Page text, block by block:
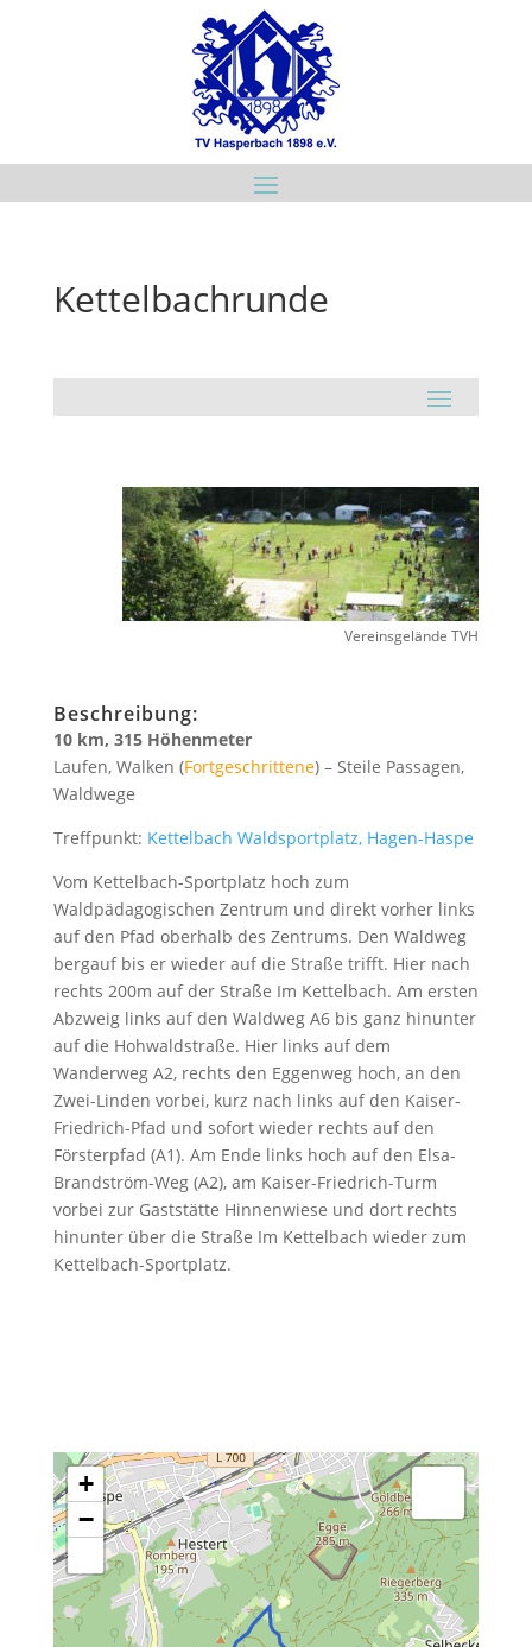
Kettelbachrunde
Vereinsgelände TVH
Beschreibung:
10 km, 315 Höhenmeter
Laufen, Walken (Fortgeschrittene) – Steile Passagen,
Waldwege
Treffpunkt: Kettelbach Waldsportplatz, Hagen-Haspe
Vom Kettelbach-Sportplatz hoch zum
Waldpädagogischen Zentrum und direkt vorher links
auf den Pfad oberhalb des Zentrums. Den Waldweg
bergauf bis er wieder auf die Straße trifft. Hier nach
rechts 200m auf der Straße Im Kettelbach. Am ersten
Abzweig links auf den Waldweg A6 bis ganz hinunter
auf die Hohwaldstraße. Hier links auf dem
Wanderweg A2, rechts den Eggenweg hoch, an den
Zwei-Linden vorbei, kurz nach links auf den Kaiser-
Friedrich-Pfad und sofort wieder rechts auf den
Försterpfad (A1). Am Ende links hoch auf den Elsa-
Brandström-Weg (A2), am Kaiser-Friedrich-Turm
vorbei zur Gaststätte Hinnenwiese und dort rechts
hinunter über die Straße Im Kettelbach wieder zum
Kettelbach-Sportplatz.
+
−